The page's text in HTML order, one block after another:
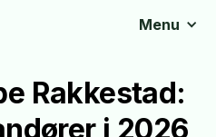
Menu
Rakkestad:
i 2026